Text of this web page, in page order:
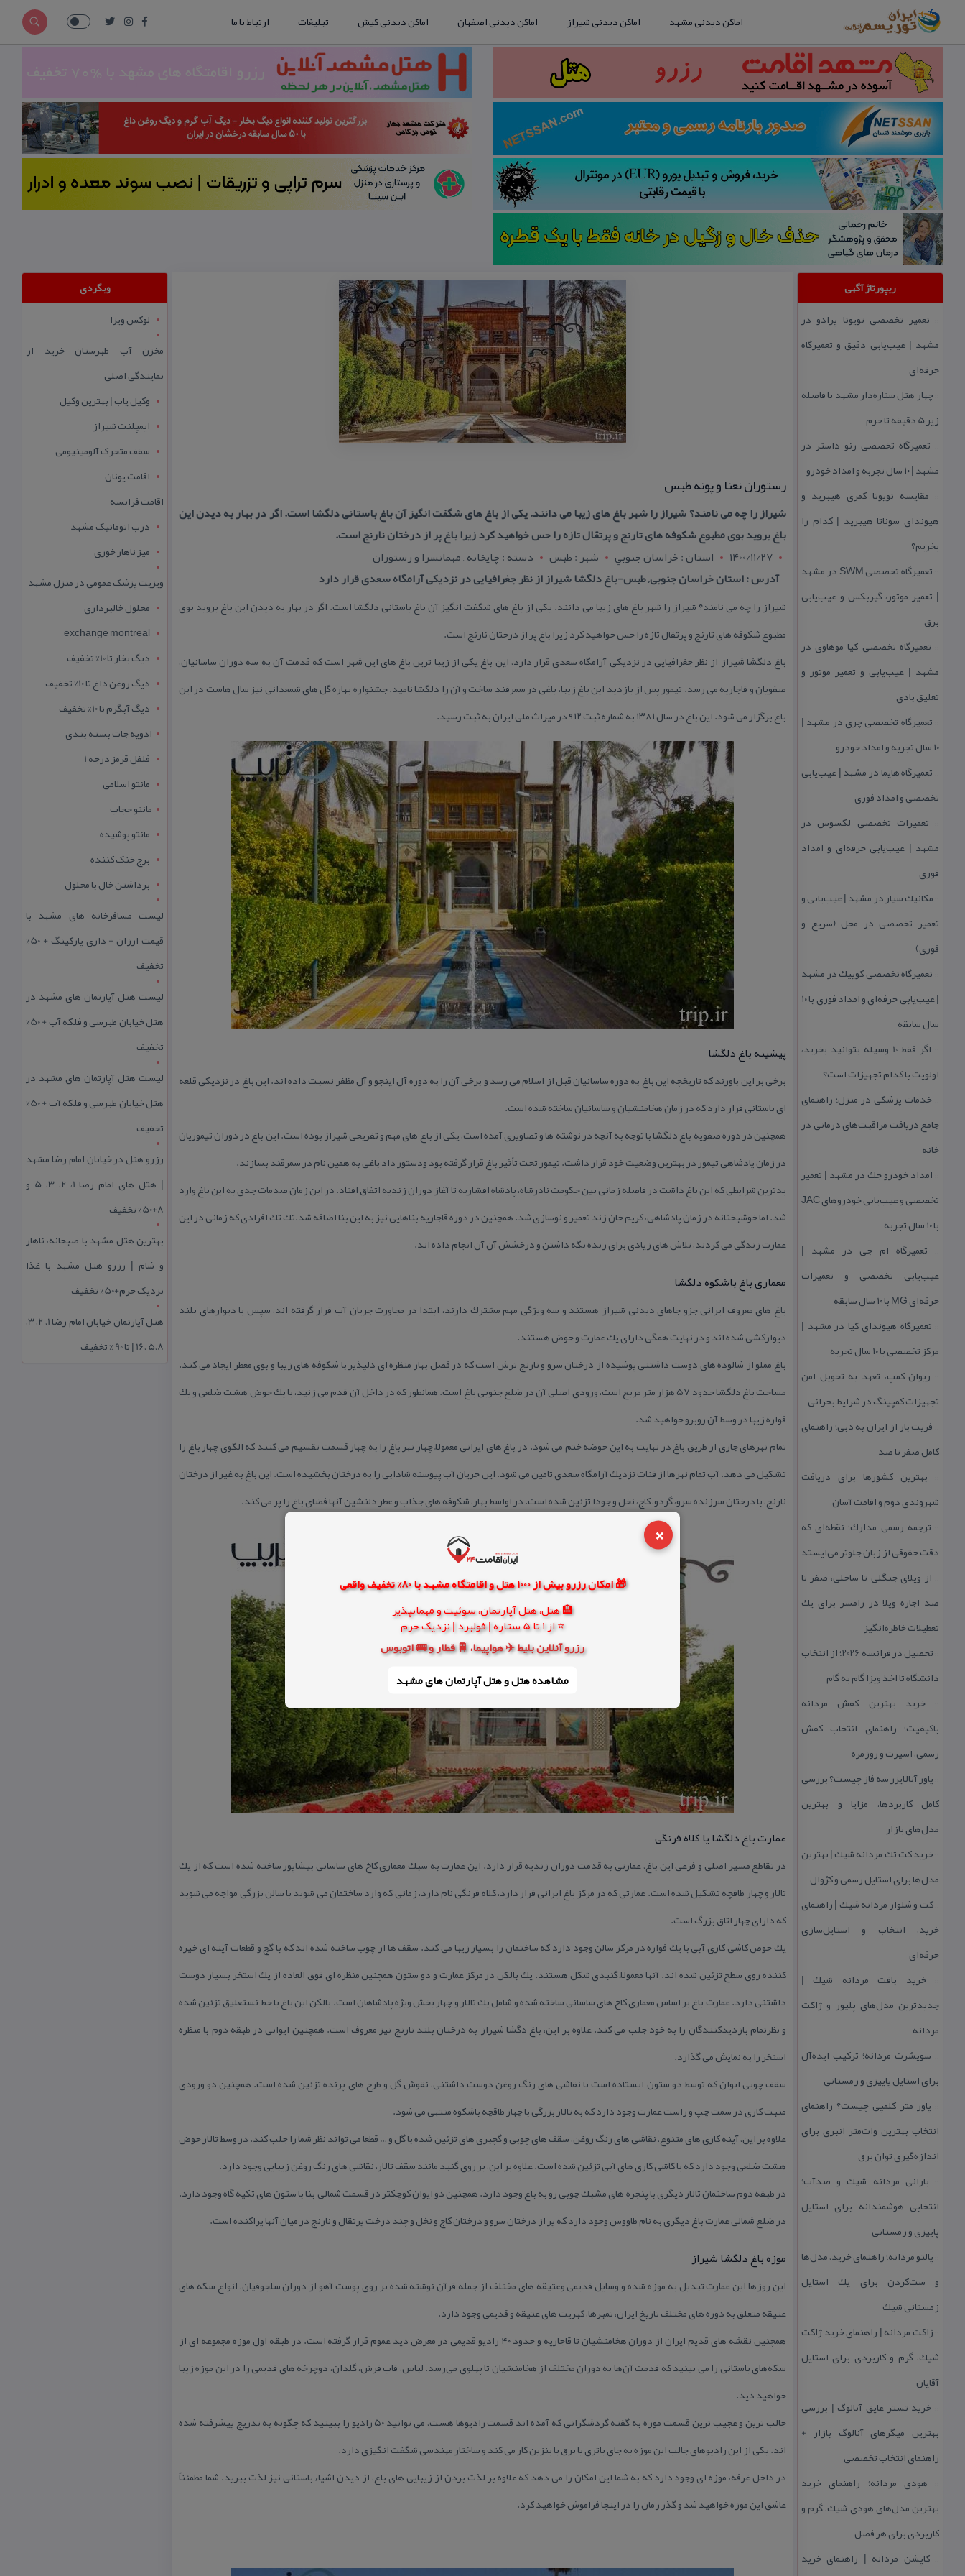
×
🎁 امکان رزرو بیش از 1000 هتل و اقامتگاه مشهد با 80% تخفیف واقعی
🏨 هتل، هتل آپارتمان، سوئیت و مهمانپذیر
⭐ از 1 تا 5 ستاره | فولبرد | نزدیک حرم
رزرو آنلاین بلیط ✈️ هواپیما، 🚆 قطار و 🚌 اتوبوس
مشاهده هتل و هتل‌ آپارتمان های مشهد
اماکن دیدنی مشهد اماکن دیدنی شیراز اماکن دیدنی اصفهان اماکن دیدنی کیش تبلیغات ارتباط با ما
ریپورتاژ آگهی
:: تعمیر تخصصی تویوتا پرادو در
مشهد | عیب‌یابی دقیق و تعمیرگاه
حرفه‌ای
::چهار هتل‌ ستاره‌دار مشهد با فاصله
زیر 5 دقیقه تا حرم
:: تعمیرگاه تخصصی رنو داستر در
مشهد | ۱۰ سال تجربه و امداد خودرو
:: مقایسه تویوتا كمری هیبرید و
هیوندای سوناتا هیبرید | كدام را
بخریم؟
::
تعمیرگاه تخصصی SWM در مشهد
| تعمیر موتور، گیربكس و عیب‌یابی
برق
:: تعمیرگاه تخصصی كیا موهاوی در
مشهد | عیب‌یابی و تعمیر موتور و
تعلیق بادی
:: تعمیرگاه تخصصی چری در مشهد |
۱۰ سال تجربه و امداد خودرو
:: تعمیرگاه هایما در مشهد | عیب‌یابی
تخصصی و امداد فوری
:: تعمیرات تخصصی لكسوس در
مشهد | عیب‌یابی حرفه‌ای و امداد
فوری
:: مكانیك سیار در مشهد | عیب‌یابی و
تعمیر تخصصی در محل (سریع و
فوری)
:: تعمیرگاه تخصصی كوییك در مشهد
| عیب‌یابی حرفه‌ای و امداد فوری با ۱۰
سال سابقه
::
اگر فقط 10 وسیله بتوانید بخرید،
اولویت با كدام تجهیزات است؟
:: خدمات پزشكی در منزل؛ راهنمای
جامع دریافت مراقبت‌های درمانی در
خانه
:: امداد خودرو جك در مشهد | تعمیر
تخصصی و عیب‌یابی خودروهای JAC
با ۱۰ سال تجربه
:: تعمیرگاه ام جی در مشهد |
عیب‌یابی تخصصی و تعمیرات
حرفه‌ای MG با ۱۰ سال سابقه
:: تعمیرگاه هیوندای كیا در مشهد |
مركز تخصصی با ۱۰ سال تجربه
:: ریوان كمپ، تعهد به تحویل امن
تجهیزات كمپینگ در شرایط بحرانی
:: فریت بار از ایران به دبی؛ راهنمای
كامل صفر تا صد
:: بهترین كشورها برای دریافت
شهروندی دوم و اقامت آسان
:: ترجمه رسمی مدارك؛ نقطه‌ای كه
دقت حقوقی از زبان جلوتر می‌ایستد
:: از ویلای جنگلی تا ساحلی، صفر تا
صد اجاره ویلا در رامسر برای یك
تعطیلات خاطره‌انگیز
::
تحصیل در فرانسه 2026؛ از انتخاب
دانشگاه تا اخذ ویزا گام به گام
::خرید بهترین كفش مردانه
باكیفیت؛ راهنمای انتخاب كفش
رسمی، اسپرت و روزمره
:: پاور آنالایزر سه فاز چیست؟ بررسی
كامل كاربردها، مزایا و بهترین
مدل‌های بازار
::خرید كت تك مردانه شیك | بهترین
مدل‌ها برای استایل رسمی و كژوال
::كت و شلوار مردانه شیك | راهنمای
خرید، انتخاب و استایل‌سازی
حرفه‌ای
::خرید بافت مردانه شیك |
جدیدترین مدل‌های پلیور و ژاكت
مردانه
:: سویشرت مردانه؛ تركیب ایده‌آل
برای استایل پاییزی و زمستانی
:: پاور متر كلمپی چیست؟ راهنمای
انتخاب بهترین وات‌متر انبری برای
اندازه‌گیری توان برق
:: بارانی مردانه شیك و ضدآب؛
انتخابی هوشمندانه برای استایل
پاییزی و زمستانی
:: پالتو مردانه؛ راهنمای خرید، مدل‌ها
و ست‌كردن برای یك استایل
زمستانی شیك
::ژاكت مردانه | راهنمای خرید ژاكت
شیك، گرم و كاربردی برای استایل
آقایان
:: خرید تستر عایق آنالوگ | بررسی
بهترین میگرهای آنالوگ بازار +
راهنمای انتخاب تخصصی
:: هودی مردانه؛ راهنمای خرید
بهترین مدل‌های هودی شیك، گرم و
كاربردی برای هر فصل
::كاپشن مردانه | راهنمای خرید
رستوران نعنا و پونه طبس
شیراز را چه می نامند؟ شیراز را شهر باغ های زیبا می دانند. یكی از باغ های شگفت انگیز آن باغ باستانی دلگشا است. اگر در بهار به دیدن این
باغ بروید بوی مطبوع شكوفه های تارنج و پرتقال تازه را حس خواهید كرد زیرا باغ پر از درختان نارنج است.
1400/11/27
استان : خراسان جنوبي شهر : طبس
دسته : چایخانه , مهمانسرا و رستوران
آدرس : استان خراسان جنوبی, طبس-باغ دلگشا شیراز از نظر جغرافیایی در نزدیكی آرامگاه سعدی قرار دارد
شیراز را چه می نامند؟ شیراز را شهر باغ های زیبا می دانند. یكی از باغ های شگفت انگیز آن باغ باستانی دلگشا است. اگر در بهار به دیدن این باغ بروید بوی
مطبوع شكوفه های تارنج و پرتقال تازه را حس خواهید كرد زیرا باغ پر از درختان نارنج است.
باغ دلگشا شیراز از نظر جغرافیایی در نزدیكی آرامگاه سعدی قرار دارد، این باغ یكی از زیبا ترین باغ های این شهر است كه قدمت آن به سه دوران ساسانیان،
صفویان و قاجاریه می رسد. تیمور پس از بازدید این باغ زیبا، باغی در سمرقند ساخت و آن را دلگشا نامید. جشنواره بهاره گل های شمعدانی نیز سال هاست در این
باغ برگزار می شود. این باغ در سال ۱۳۸۱ به شماره ثبت ۹۱۲ در میراث ملی ایران به ثبت رسید.
پیشینه باغ دلگشا
برخی بر این باورند كه تاریخچه این باغ به دوره ساسانیان قبل از اسلام می رسد و برخی آن را به دوره آل اینجو و آل مظفر نسبت داده اند. این باغ در نزدیكی قلعه
ای باستانی قرار دارد كه در زمان هخامنشیان و ساسانیان ساخته شده است.
همچنین در دوره صفویه باغ دلگشا با توجه به آنچه در نوشته ها و تصاویری آمده است، یكی از باغ های مهم و تفریحی شیراز بوده است. این باغ در دوران تیموریان
در زمان پادشاهی تیمور در بهترین وضعیت خود قرار داشت. تیمور تحت تأثیر باغ قرار گرفته بود ودستور داد باغی به همین نام در سمرقند بسازند.
بدترین شرایطی كه این باغ داشت در فاصله زمانی بین حكومت نادرشاه، پادشاه افشاریه تا آغاز دوران زندیه اتفاق افتاد. در این زمان صدمات جدی به این باغ وارد
شد. اما خوشبختانه در زمان پادشاهی، كریم خان زند تعمیر و نوسازی شد. همچنین در دوره قاجاریه بناهایی نیز به این بنا اضافه شد.تك تك افرادی كه زمانی در این
عمارت زندگی می كردند، تلاش های زیادی برای زنده نگه داشتن و درخشش آن آن انجام داده اند.
معماری باغ باشكوه دلگشا
باغ‌ های معروف ایرانی جزو جاهای دیدنی شیراز هستند و سه ویژگی مهم مشترك دارند، ابتدا در مجاورت جریان آب قرار گرفته ‌اند، سپس با دیوارهای بلند
دیواركشی شده‌ اند و در نهایت همگی دارای یك عمارت و حوض هستند.
باغ مملو از شالوده های دوست داشتنی پوشیده از درختان سرو و نارنج ترش است كه در فصل بهار منظره ای دلپذیر با شكوفه های زیبا و بوی معطر ایجاد می كند.
مساحت باغ دلگشا حدود ۵۷ هزار متر مربع است، ورودی اصلی آن در ضلع جنوبی باغ است. همانطور كه در داخل آن قدم می زنید، با یك حوض هشت ضلعی و یك
فواره زیبا در وسط آن روبرو خواهید شد.
تمام نهرهای جاری از طریق باغ در نهایت به این حوضه ختم می شود. در باغ‌ های ایرانی معمولاً چهار نهر باغ را به چهار قسمت تقسیم می ‌كنند كه الگوی چهار باغ را
تشكیل می ‌دهد. آب تمام نهرها از قنات نزدیك آرامگاه سعدی تامین می شود. این جریان آب پیوسته شادابی را به درختان بخشیده است. این باغ به غیر از درختان
نارنج، با درختان سرزنده سرو، گردو، كاج، نخل و جودا تزئین شده است. در اواسط بهار، شكوفه های جذاب و عطر دلنشین آنها فضای باغ را پر می كند.
عمارت باغ دلگشا یا كلاه فرنگی
در تقاطع مسیر اصلی و فرعی این باغ، عمارتی به قدمت دوران زندیه قرار دارد. این عمارت به سبك معماری كاخ های ساسانی بیشاپور ساخته شده است كه از یك
تالار و چهار طاقچه تشكیل شده است. عمارتی كه در مركز باغ ایرانی قرار دارد، كلاه فرنگی نام دارد، زمانی كه وارد ساختمان می شوید با سالن بزرگی مواجه می شوید
كه دارای چهار اتاق بزرگ است.
یك حوض كاشی كاری آبی با یك فواره در مركز سالن وجود دارد كه ساختمان را بسیار زیبا می كند. سقف ها از چوب ساخته شده اند كه با گچ و قطعات آینه ای خیره
كننده روی سطح تزئین شده اند. آنها معمولاً گنبدی شكل هستند. یك بالكن در مركز عمارت و دو ستون همچنین منظره ای فوق العاده از یك استخر بسیار دوست
داشتنی دارد. عمارت باغ بر اساس معماری كاخ های ساسانی ساخته شده و شامل یك تالار و چهار بخش ویژه پادشاهان است. بالكن این باغ با خط نستعلیق تزئین شده
و نظرتمام بازدیدكنندگان را به خود جلب می كند. علاوه بر این، باغ دگشا شیراز به درختان بلند نارنج نیز معروف است. همچنین ایوانی در طبقه دوم با منظره
استخر را به نمایش می گذارد.
سقف چوبی ایوان كه توسط دو ستون ایستاده است با نقاشی های رنگ روغن دوست داشتنی، نقوش گل و طرح های پرنده تزئین شده است. همچنین دو ورودی
منبت كاری در سمت چپ و راست عمارت وجود دارد كه به تالار بزرگی با چهار طاقچه باشكوه منتهی می شود.
علاوه بر این، آینه كاری های متنوع، نقاشی های رنگ روغن، سقف های چوبی و گچبری های تزئین شده با گل و … قطعا می تواند نظر شما را جلب كند. در وسط تالار حوض
هشت ضلعی وجود دارد كه با كاشی كاری های آبی تزئین شده است. علاوه بر این، بر روی گنبد مانند سقف تالار، نقاشی های رنگ روغن زیبایی وجود دارد.
در طبقه دوم ساختمان تالار دیگری با پنجره های مشبك چوبی رو به باغ وجود دارد. همچنین دو ایوان كوچكتر در قسمت شمالی بنا با ستون های تكیه گاه وجود دارد.
در ضلع شمالی عمارت باغ دیگری به نام طاووس وجود دارد كه پر از درختان سرو و درختان كاج و نخل و چند درخت پرتقال و نارنج در میان آنها پراكنده است.
موزه باغ دلگشا شیراز
این روزها این عمارت تبدیل به موزه شده و وسایل قدیمی وعتیقه های مختلف از جمله قرآن نوشته شده بر روی پوست آهو از دوران سلجوقیان، انواع سكه های
عتیقه متعلق به دوره های مختلف تاریخ ایران، تمبرها، كبریت های عتیقه و قدیمی وجود دارد.
همچنین نقشه های قدیم ایران از دوران هخامنشیان تا قاجاریه و حدود ۴۰ رادیو قدیمی در معرض دید عموم قرار گرفته است. در طبقه اول موزه مجموعه ‌ای از
سكه‌های باستانی را می‌ بینید كه قدمت آن‌ها به دوران مختلف از هخامنشیان تا پهلوی می‌رسد. لباس، قاب فرش، گلدان، دوچرخه های قدیمی را در این موزه زیبا
خواهید دید.
جالب ترین و عجیب ترین قسمت موزه به گفته گردشگرانی كه آمده اند قسمت رادیوها هست، می توانید ۵۰ رادیو را ببینید كه چگونه به تدریج پیشرفته شده
اند. یكی از این رادیوهای جالب این موزه به جای باتری یا برق با بنزین كار می كند و ساختار مهندسی شگفت انگیزی دارد.
در داخل غرفه، موزه ای وجود دارد كه به شما این امكان را می دهد كه علاوه بر لذت بردن از زیبایی های باغ، از دیدن اشیاء باستانی نیز لذت ببرید. شما مطمئناً
عاشق این موزه خواهید شد و گذر زمان را در اینجا فراموش خواهید كرد.
وبگردی
لوکس ویزا
مخزن آب طبرستان خرید از
نمایندگی اصلی
وکیل یاب | بهترین وکیل
ایمپلنت شیراز
سقف متحرک آلومینیومی
اقامت یونان
اقامت فرانسه
درب اتوماتیک مشهد
میز ناهار خوری
ویزیت پزشک عمومی در منزل مشهد
محلول خالبرداری
exchange montreal
دیگ بخار تا 10% تخفیف
دیگ روغن داغ تا 10% تخفیف
دیگ آبگرم تا 10% تخفیف
ادویه جات بسته بندی
فلفل قرمز درجه 1
مانتو اسلامی
مانتو حجاب
مانتو پوشیده
برج خنک کننده
برداشتن خال با محلول
لیست مسافرخانه های مشهد با
قیمت ارزان + داری پارکینگ + 50%
تخفیف
لیست هتل آپارتمان های مشهد در
هتل خیابان طبرسی و فلکه آب + 50%
تخفیف
لیست هتل آپارتمان های مشهد در
هتل خیابان طبرسی و فلکه آب + 50%
تخفیف
رزرو هتل در خیابان امام رضا مشهد
| هتل‌ های امام رضا 1، 2، 3، 5 و
8+50% تخفیف
بهترین هتل مشهد با صبحانه، ناهار
و شام | رزرو هتل مشهد با غذا
نزدیک حرم+50% تخفیف
هتل آپارتمان خیابان امام رضا 1، 2، 3،
5،8 ،16 | تا 90 % تخفیف